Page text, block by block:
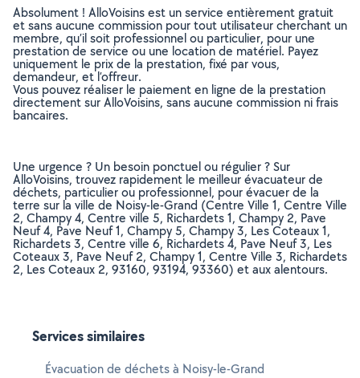
Absolument ! AlloVoisins est un service entièrement gratuit
et sans aucune commission pour tout utilisateur cherchant un
membre, qu’il soit professionnel ou particulier, pour une
prestation de service ou une location de matériel. Payez
uniquement le prix de la prestation, fixé par vous,
demandeur, et l’offreur.
Vous pouvez réaliser le paiement en ligne de la prestation
directement sur AlloVoisins, sans aucune commission ni frais
bancaires.
Une urgence ? Un besoin ponctuel ou régulier ? Sur
AlloVoisins, trouvez rapidement le meilleur évacuateur de
déchets, particulier ou professionnel, pour évacuer de la
terre sur la ville de Noisy-le-Grand (Centre Ville 1, Centre Ville
2, Champy 4, Centre ville 5, Richardets 1, Champy 2, Pave
Neuf 4, Pave Neuf 1, Champy 5, Champy 3, Les Coteaux 1,
Richardets 3, Centre ville 6, Richardets 4, Pave Neuf 3, Les
Coteaux 3, Pave Neuf 2, Champy 1, Centre Ville 3, Richardets
2, Les Coteaux 2, 93160, 93194, 93360) et aux alentours.
Services similaires
Évacuation de déchets à Noisy-le-Grand